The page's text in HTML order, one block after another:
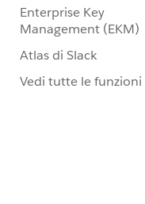
Enterprise Key
Management (EKM)
Atlas di Slack
Vedi tutte le funzioni